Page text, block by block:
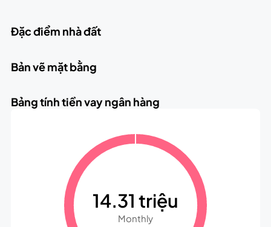
Đặc điểm nhà đất
Bản vẽ mặt bằng
Bảng tính tiền vay ngân hàng
14.31 triệu
Monthly